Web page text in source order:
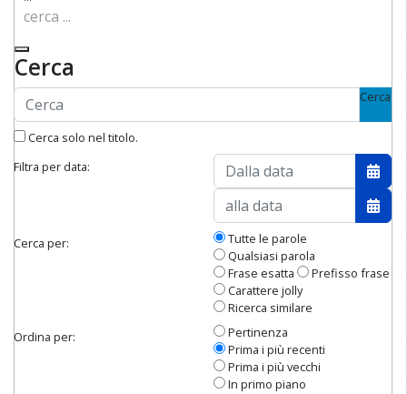
cerca ...
Cerca
Cerca
Cerca solo nel titolo.
Filtra per data:
Apri
Cerca per:
Tutte le parole
Qualsiasi parola
Frase esatta
Prefisso frase
Carattere jolly
Ricerca similare
Ordina per:
Pertinenza
Prima i più recenti
Prima i più vecchi
In primo piano